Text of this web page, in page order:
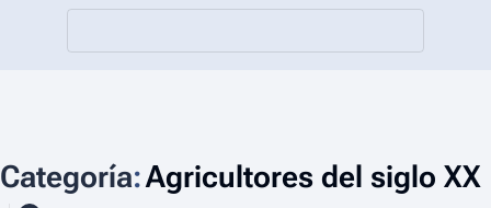
Categoría:Agricultores del siglo XX